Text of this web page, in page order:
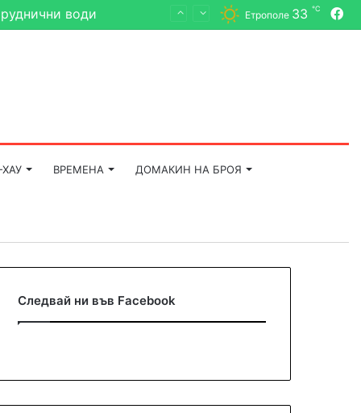
води Етрополе 33 ℃
ВРЕМЕНА ДОМАКИН НА БРОЯ
Следвай ни във Facebook